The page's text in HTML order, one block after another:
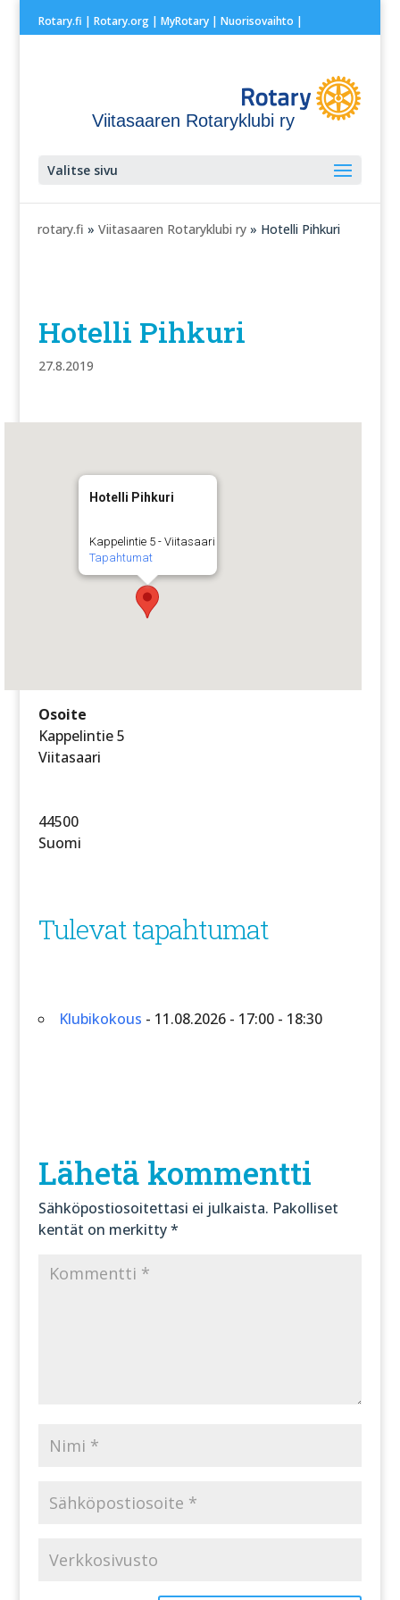
Rotary.fi | Rotary.org| MyRotary | Nuorisovaihto |
Viitasaaren Rotaryklubi ry
Valitse sivu
rotary.fi »Viitasaaren Rotaryklubi ry » Hotelli Pihkuri
Hotelli Pihkuri
27.8.2019
Hotelli Pihkuri
Kappelintie 5 - Viitasaari
Tapahtumat
Osoite
Kappelintie 5
Viitasaari
44500
Suomi
Tulevat tapahtumat
Klubikokous - 11.08.2026 - 17:00 - 18:30
Lähetä kommentti
Sähköpostiosoitettasi ei julkaista. Pakolliset
kentät on merkitty*